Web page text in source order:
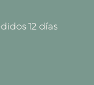
12 días